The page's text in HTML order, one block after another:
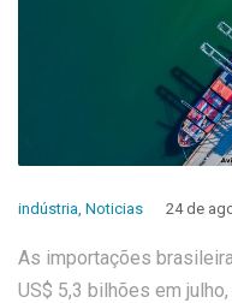
indústria Noticias 24 de
As importações
US$ 5,3 bilhões em